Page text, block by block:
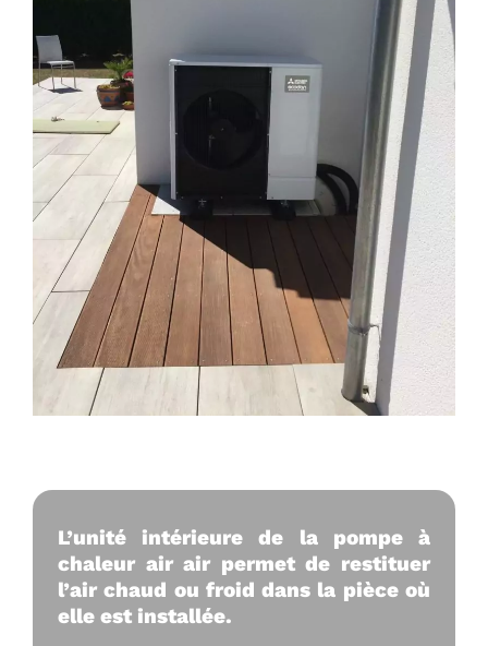
L’unité intérieure de la pompe à
chaleur air air permet de restituer
l’air chaud ou froid dans la pièce où
elle est installée.